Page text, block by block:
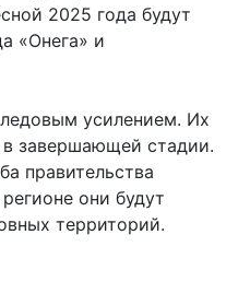
2025 года будут
«Онега» и
усилением. Их
в завершающей стадии.
правительства
они будут
территорий.